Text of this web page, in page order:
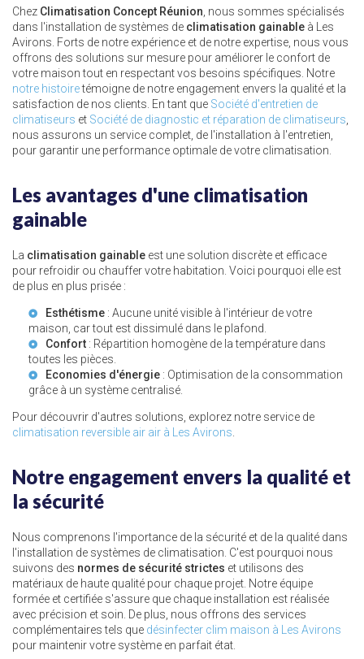
Chez Climatisation Concept Réunion , nous sommes spécialisés
dans l'installation de systèmes de climatisation gainable à Les
Avirons. Forts de notre expérience et de notre expertise, nous vous
offrons des solutions sur mesure pour améliorer le confort de
votre maison tout en respectant vos besoins spécifiques. Notre
notre histoiretémoigne de notre engagement envers la qualité et la
satisfaction de nos clients. En tant que Société d'entretien de
climatiseurs et Société de diagnostic et réparation de climatiseurs
nous assurons un service complet, de l'installation à l'entretien,
pour garantir une performance optimale de votre climatisation.
Les avantages d'une climatisation
gainable
La climatisation gainable est une solution discrète et efficace
pour refroidir ou chauffer votre habitation. Voici pourquoi elle est
de plus en plus prisée :
Esthétisme : Aucune unité visible à l'intérieur de votre
maison, car tout est dissimulé dans le plafond.
Confort : Répartition homogène de la température dans
toutes les pièces.
Economies d'énergie : Optimisation de la consommation
grâce à un système centralisé.
Pour découvrir d'autres solutions, explorez notre service de
climatisation reversible air air à Les Avirons
Notre engagement envers la qualité et
la sécurité
Nous comprenons l'importance de la sécurité et de la qualité dans
l'installation de systèmes de climatisation. C'est pourquoi nous
suivons des normes de sécurité strictes et utilisons des
matériaux de haute qualité pour chaque projet. Notre équipe
formée et certifiée s'assure que chaque installation est réalisée
avec précision et soin. De plus, nous offrons des services
complémentaires tels que désinfecter clim maison à Les Avirons
pour maintenir votre système en parfait état.